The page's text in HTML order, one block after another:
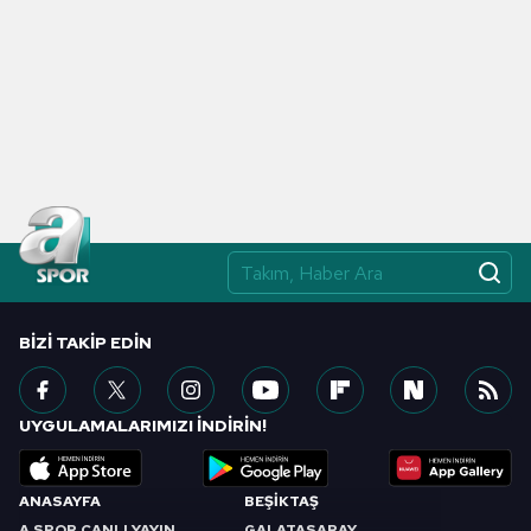
ANASAYFA
BEŞİKTAŞ
BIZI TAKIP EDIN
UYGULAMALARIMIZI İNDİRİN!